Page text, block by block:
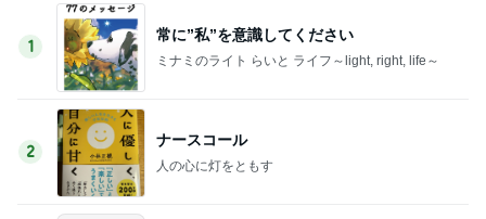
1
常に”私”を意識してください
ミナミのライト らいと ライフ～light, right, life～
2
ナースコール
人の心に灯をともす